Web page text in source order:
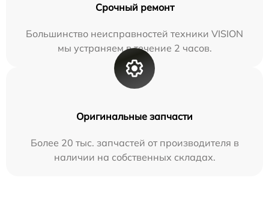
Срочный ремонт
Большинство неисправностей техники VISION
мы устраняем в течение 2 часов.
Оригинальные запчасти
Более 20 тыс. запчастей от производителя в
наличии на собственных складах.